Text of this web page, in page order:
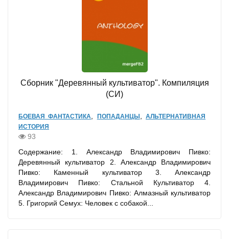
Сборник "Деревянный культиватор". Компиляция
(СИ)
БОЕВАЯ ФАНТАСТИКА ПОПАДАНЦЫ ,АЛЬТЕРНАТИВНАЯ
ИСТОРИЯ
93
Содержание: 1. Александр Владимирович Пивко:
Деревянный культиватор 2. Александр Владимирович
Пивко: Каменный культиватор 3. Александр
Владимирович Пивко: Стальной Культиватор 4.
Александр Владимирович Пивко: Алмазный культиватор
5. Григорий Семух: Человек с собакой...